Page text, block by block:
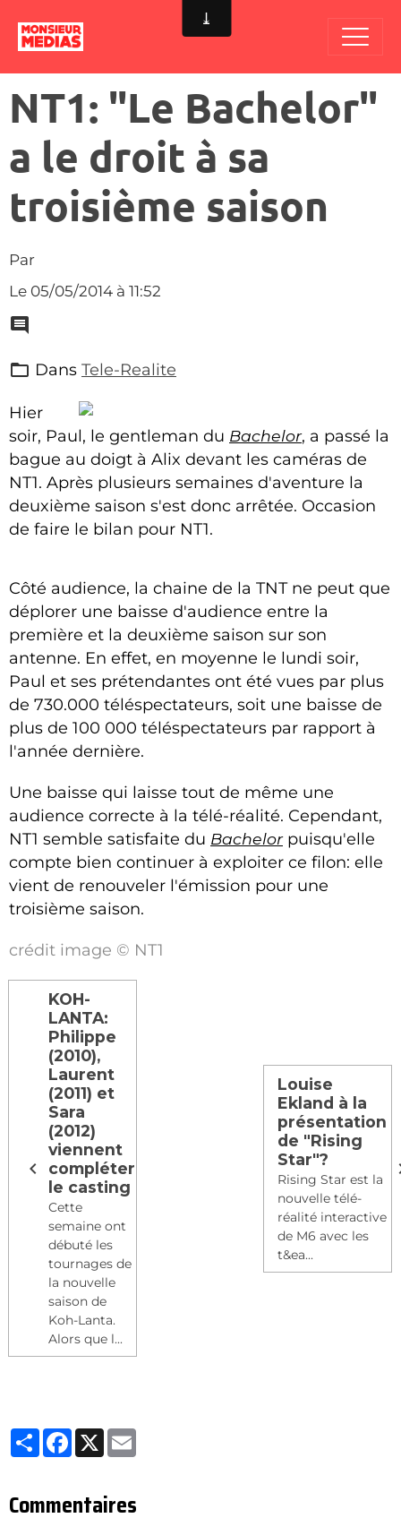
NT1: "Le Bachelor"
a le droit à sa
troisième saison
Par
Le 05/05/2014 à 11:52
Dans Tele-Realite
Hier
soir, Paul, le gentleman du Bachelor, a passé la
bague au doigt à Alix devant les caméras de
NT1. Après plusieurs semaines d'aventure la
deuxième saison s'est donc arrêtée. Occasion
de faire le bilan pour NT1.
Côté audience, la chaine de la TNT ne peut que
déplorer une baisse d'audience entre la
première et la deuxième saison sur son
antenne. En effet, en moyenne le lundi soir,
Paul et ses prétendantes ont été vues par plus
de 730.000 téléspectateurs, soit une baisse de
plus de 100 000 téléspectateurs par rapport à
l'année dernière.
Une baisse qui laisse tout de même une
audience correcte à la télé-réalité. Cependant,
NT1 semble satisfaite du Bachelorpuisqu'elle
compte bien continuer à exploiter ce filon: elle
vient de renouveler l'émission pour une
troisième saison.
crédit image © NT1
KOH-
LANTA:
Philippe
(2010),
Laurent
(2011) et
Sara
(2012)
viennent
compléter
le casting
Cette
semaine ont
débuté les
tournages de
la nouvelle
saison de
Koh-Lanta.
Alors que l...
Louise
Ekland à la
présentation
de "Rising
Star"?
Rising Star est la
nouvelle télé-
réalité interactive
de M6 avec les
t&ea...
Partager
Facebook
X
Commentaires